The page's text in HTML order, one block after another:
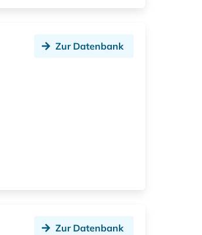
Zur Datenbank
Zur Datenbank